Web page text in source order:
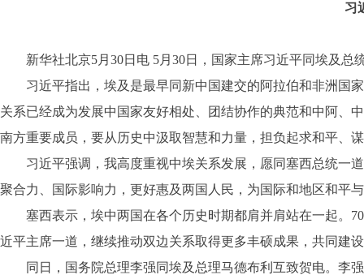
习
新华社北京5月30日电 5月30日，国家主席习近平同埃及总
习近平指出，埃及是最早同新中国建交的阿拉伯和非洲国家
关系已经成为发展中国家友好相处、团结协作的典范和中阿、
南方重要成员，要从历史中汲取智慧和力量，担负起求和平、
习近平强调，我高度重视中埃关系发展，愿同塞西总统一道
聚合力、国际影响力，更好惠及两国人民，为国际和地区和平
塞西表示，埃中两国在各个历史时期都肩并肩站在一起。70
近平主席一道，继续推动双边关系取得更多丰硕成果，共同建
同日，国务院总理李强同埃及总理马德布利互致贺电。李强